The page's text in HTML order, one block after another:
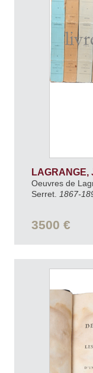
Oeuvres de
Serret. 1867-
3500 €